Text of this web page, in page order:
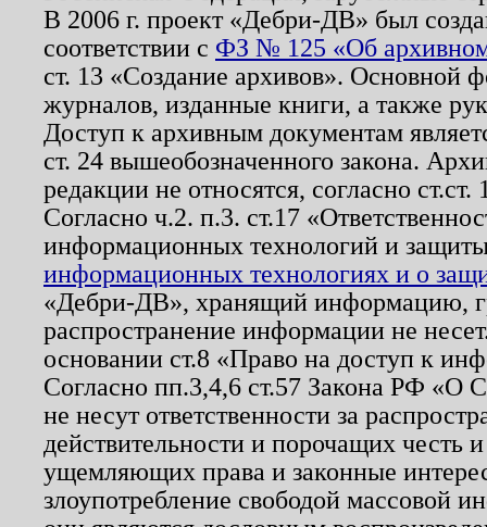
В 2006 г. проект «Дебри-ДВ» был
соответствии с ФЗ № 125 «Об
ст. 13 «Создание архивов». Основной
журналов, изданные книги, а также
Доступ к архивным документам
ст. 24 вышеобозначенного закона.
редакции не относятся, согласно
Согласно ч.2. п.3. ст.17
информационных технологий и
информационных технологиях и о
«Дебри-ДВ», хранящий информацию,
распространение информации не
основании ст.8 «Право на доступ к
Согласно пп.3,4,6 ст.57 Закона РФ «О
не несут ответственности за
действительности и порочащих честь
ущемляющих права и законные
злоупотребление свободой массовой